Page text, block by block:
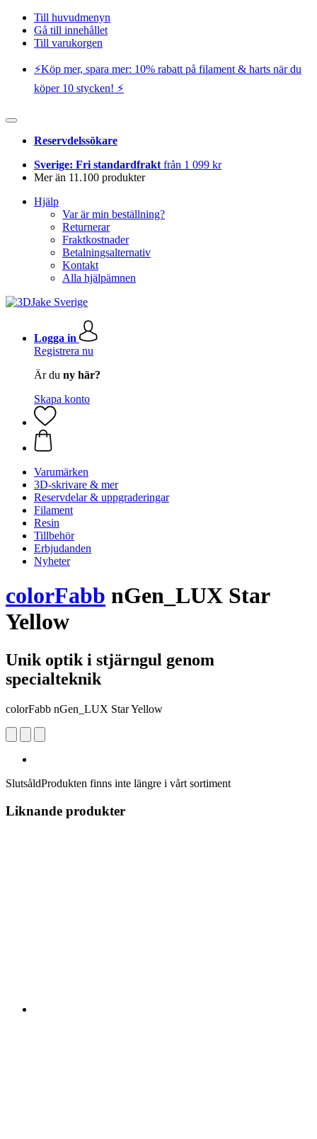
Till huvudmenyn
Gå till innehållet
Till varukorgen
⚡️Köp mer, spara mer: 10% rabatt på filament & harts när du
köper 10 stycken! ⚡️
Reservdelssökare
Sverige: Fri standardfrakt från 1 099 kr
Mer än 11.100 produkter
Hjälp
Var är min beställning?
Returnerar
Fraktkostnader
Betalningsalternativ
Kontakt
Alla hjälpämnen
Logga in
Registrera nu
Är du ny här?
Skapa konto
Varumärken
3D-skrivare & mer
Reservdelar & uppgraderingar
Filament
Resin
Tillbehör
Erbjudanden
Nyheter
colorFabb nGen_LUX Star
Yellow
Unik optik i stjärngul genom
specialteknik
colorFabb nGen_LUX Star Yellow
SlutsåldProdukten finns inte längre i vårt sortiment
Liknande produkter